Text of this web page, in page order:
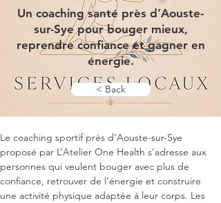
Un coaching santé près d’Aouste-
sur-Sye pour bouger mieux,
reprendre confiance et gagner en
énergie.
< Back
Le coaching sportif près d’Aouste-sur-Sye
proposé par L’Atelier One Health s’adresse aux
personnes qui veulent bouger avec plus de
confiance, retrouver de l’énergie et construire
une activité physique adaptée à leur corps. Les